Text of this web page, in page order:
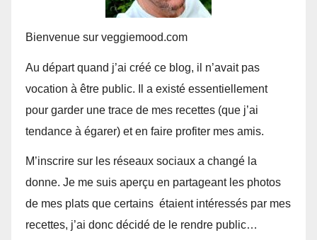
Bienvenue sur veggiemood.com
Au départ quand j’ai créé ce blog, il n’avait pas
vocation à être public. Il a existé essentiellement
pour garder une trace de mes recettes (que j’ai
tendance à égarer) et en faire profiter mes amis.
M’inscrire sur les réseaux sociaux a changé la
donne. Je me suis aperçu en partageant les photos
de mes plats que certains étaient intéressés par mes
recettes, j’ai donc décidé de le rendre public…